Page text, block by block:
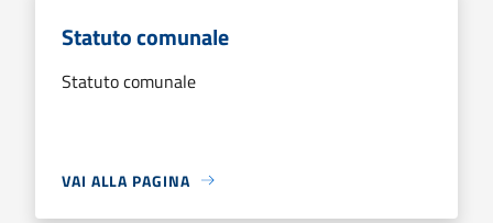
Statuto comunale
Statuto comunale
VAI ALLA PAGINA